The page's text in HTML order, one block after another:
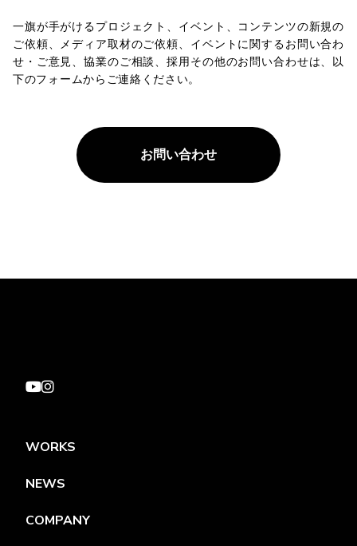
一旗が手がけるプロジェクト、イベント、コンテンツの新規の
ご依頼、メディア取材のご依頼、イベントに関するお問い合わ
せ・ご意見、協業のご相談、採用その他のお問い合わせは、以
下のフォームからご連絡ください。
お問い合わせ
WORKS
NEWS
COMPANY